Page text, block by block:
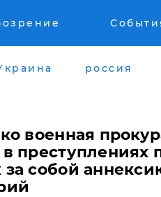
россия
военная
преступлениях
собой